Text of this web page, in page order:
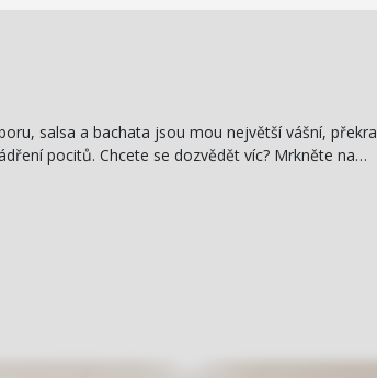
salsa a bachata jsou mou největší vášní,
pocitů. Chcete se dozvědět víc? Mrkněte na…